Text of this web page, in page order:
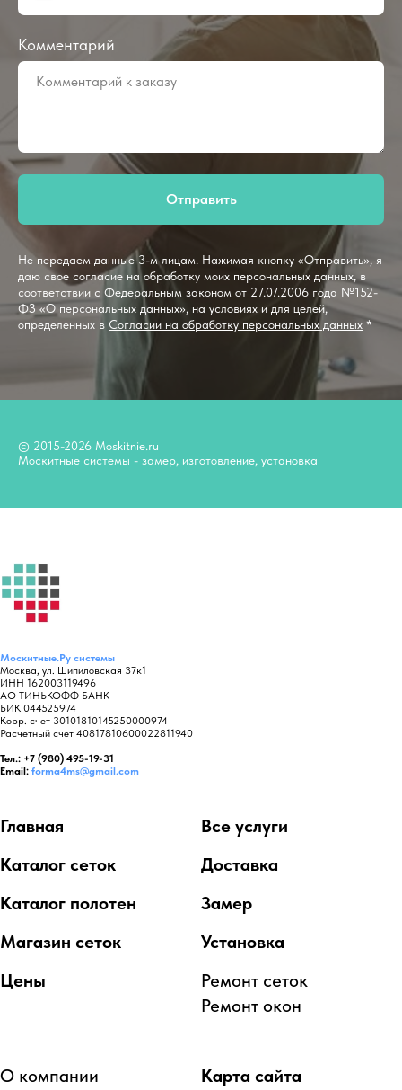
Комментарий
Отправить
Не передаем данные 3-м лицам. Нажимая кнопку «Отправить», я
даю свое согласие на обработку моих персональных данных, в
соответствии с Федеральным законом от 27.07.2006 года №152-
ФЗ «О персональных данных», на условиях и для целей,
определенных в Согласии на обработку персональных данных *
© 2015-2026 Moskitnie.ru
Москитные системы - замер, изготовление, установка
Москитные.Ру системы
Москва, ул. Шипиловская 37к1
ИНН 162003119496
АО ТИНЬКОФФ БАНК
БИК 044525974
Корр. счет 30101810145250000974
Расчетный счет 40817810600022811940
Тел.: +7 (980) 495-19-31
Email: forma4ms@gmail.com
Главная
Каталог сеток
Каталог полотен
Магазин сеток
Цены
Все услуги
Доставка
Замер
Установка
Ремонт сеток
Ремонт окон
О компании Карта сайта